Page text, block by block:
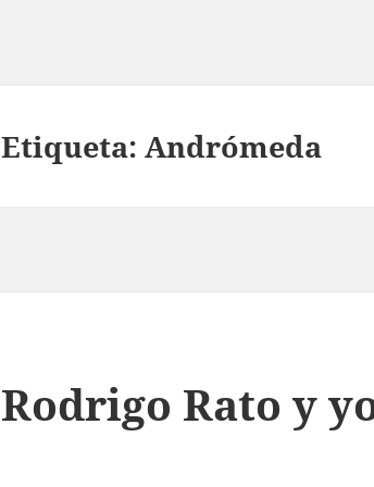
Etiqueta:Andrómeda
Rodrigo Rato y